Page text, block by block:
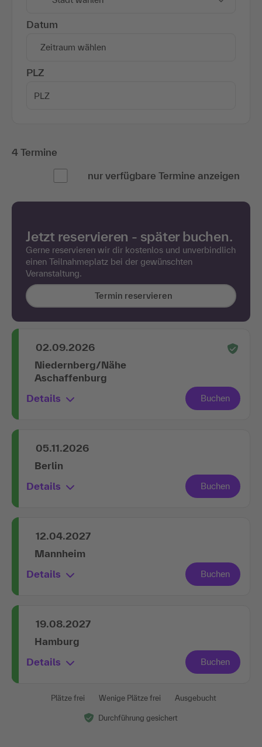
Datum
Zeitraum wählen
PLZ
4 Termine
nur verfügbare Termine anzeigen
Jetzt reservieren - später buchen.
Gerne reservieren wir dir kostenlos und unverbindlich
einen Teilnahmeplatz bei der gewünschten
Veranstaltung.
Termin reservieren
02.09.2026
Niedernberg/Nähe
Aschaffenburg
Details
05.11.2026
Berlin
Details
12.04.2027
Mannheim
Details
19.08.2027
Hamburg
Details
Plätze frei Wenige Plätze frei Ausgebucht
Durchführung gesichert